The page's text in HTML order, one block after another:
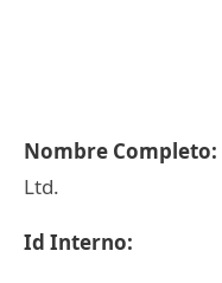
Nombre Completo:
Ltd.
Id Interno: